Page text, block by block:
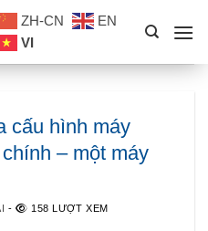
ZH-CN
EN
VI
cấu hình máy
– một máy
- 158 LƯỢT XEM